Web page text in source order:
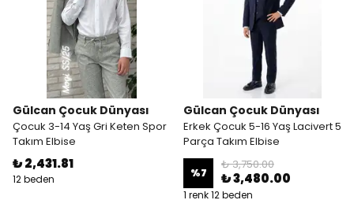
Gülcan Çocuk Dünyası
Çocuk 3-14 Yaş Gri Keten Spor
Takım Elbise
₺ 2,431.81
12 beden
Gülcan Çocuk Dünyası
Erkek Çocuk 5-16 Yaş Lacivert 5
Parça Takım Elbise
%7
₺ 3,750.00
₺ 3,480.00
1 renk 12 beden